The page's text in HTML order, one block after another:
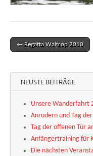
Post navigation
← Regatta Waltrop 2010
NEUSTE BEITRÄGE
Unsere Wanderfahrt
Anrudern und Tag
Tag der offenen Tür
Anfängertraining für
Die nächsten